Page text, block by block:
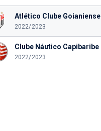
Atlético Clube Goianiense
2022/2023
Clube Náutico Capibaribe
2022/2023